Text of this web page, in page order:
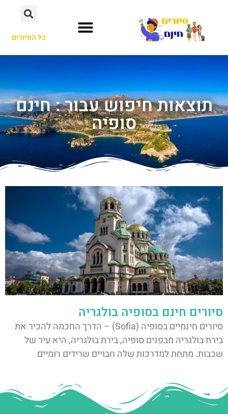
כל הסיורים
תוצאות חיפוש עבור : חינם
סופיה
סיורים חינם בסופיה בולגריה
סיורים חינמיים בסופיה (Sofia) – הדרך החכמה להכיר את
בירת בולגריה מבפנים סופיה, בירת בולגריה, היא עיר של
שכבות. מתחת למדרכות שלה חבויים שרידים רומיים